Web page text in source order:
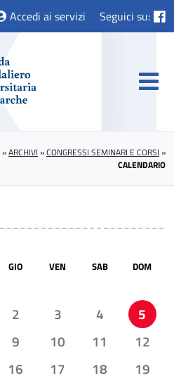
Accedi ai servizi Seguici su:
»ARCHIVI »CONGRESSI SEMINARI E CORSI »
CALENDARIO
GIO VEN SAB DOM
2 3 4
5
9 10 11
12
16 17 18
19